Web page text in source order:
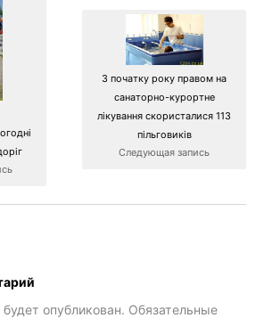
З початку року правом на
санаторно-курортне
лікування скористалися 113
пільговиків
Следующая запись
опубликован. Обязательные